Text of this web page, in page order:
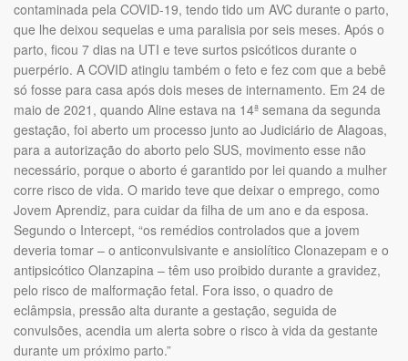
contaminada pela COVID-19, tendo tido um AVC durante o parto,
que lhe deixou sequelas e uma paralisia por seis meses. Após o
parto, ficou 7 dias na UTI e teve surtos psicóticos durante o
puerpério. A COVID atingiu também o feto e fez com que a bebê
só fosse para casa após dois meses de internamento. Em 24 de
maio de 2021, quando Aline estava na 14ª semana da segunda
gestação, foi aberto um processo junto ao Judiciário de Alagoas,
para a autorização do aborto pelo SUS, movimento esse não
necessário, porque o aborto é garantido por lei quando a mulher
corre risco de vida. O marido teve que deixar o emprego, como
Jovem Aprendiz, para cuidar da filha de um ano e da esposa.
Segundo o Intercept, “os remédios controlados que a jovem
deveria tomar – o anticonvulsivante e ansiolítico Clonazepam e o
antipsicótico Olanzapina – têm uso proibido durante a gravidez,
pelo risco de malformação fetal. Fora isso, o quadro de
eclâmpsia, pressão alta durante a gestação, seguida de
convulsões, acendia um alerta sobre o risco à vida da gestante
durante um próximo parto.”